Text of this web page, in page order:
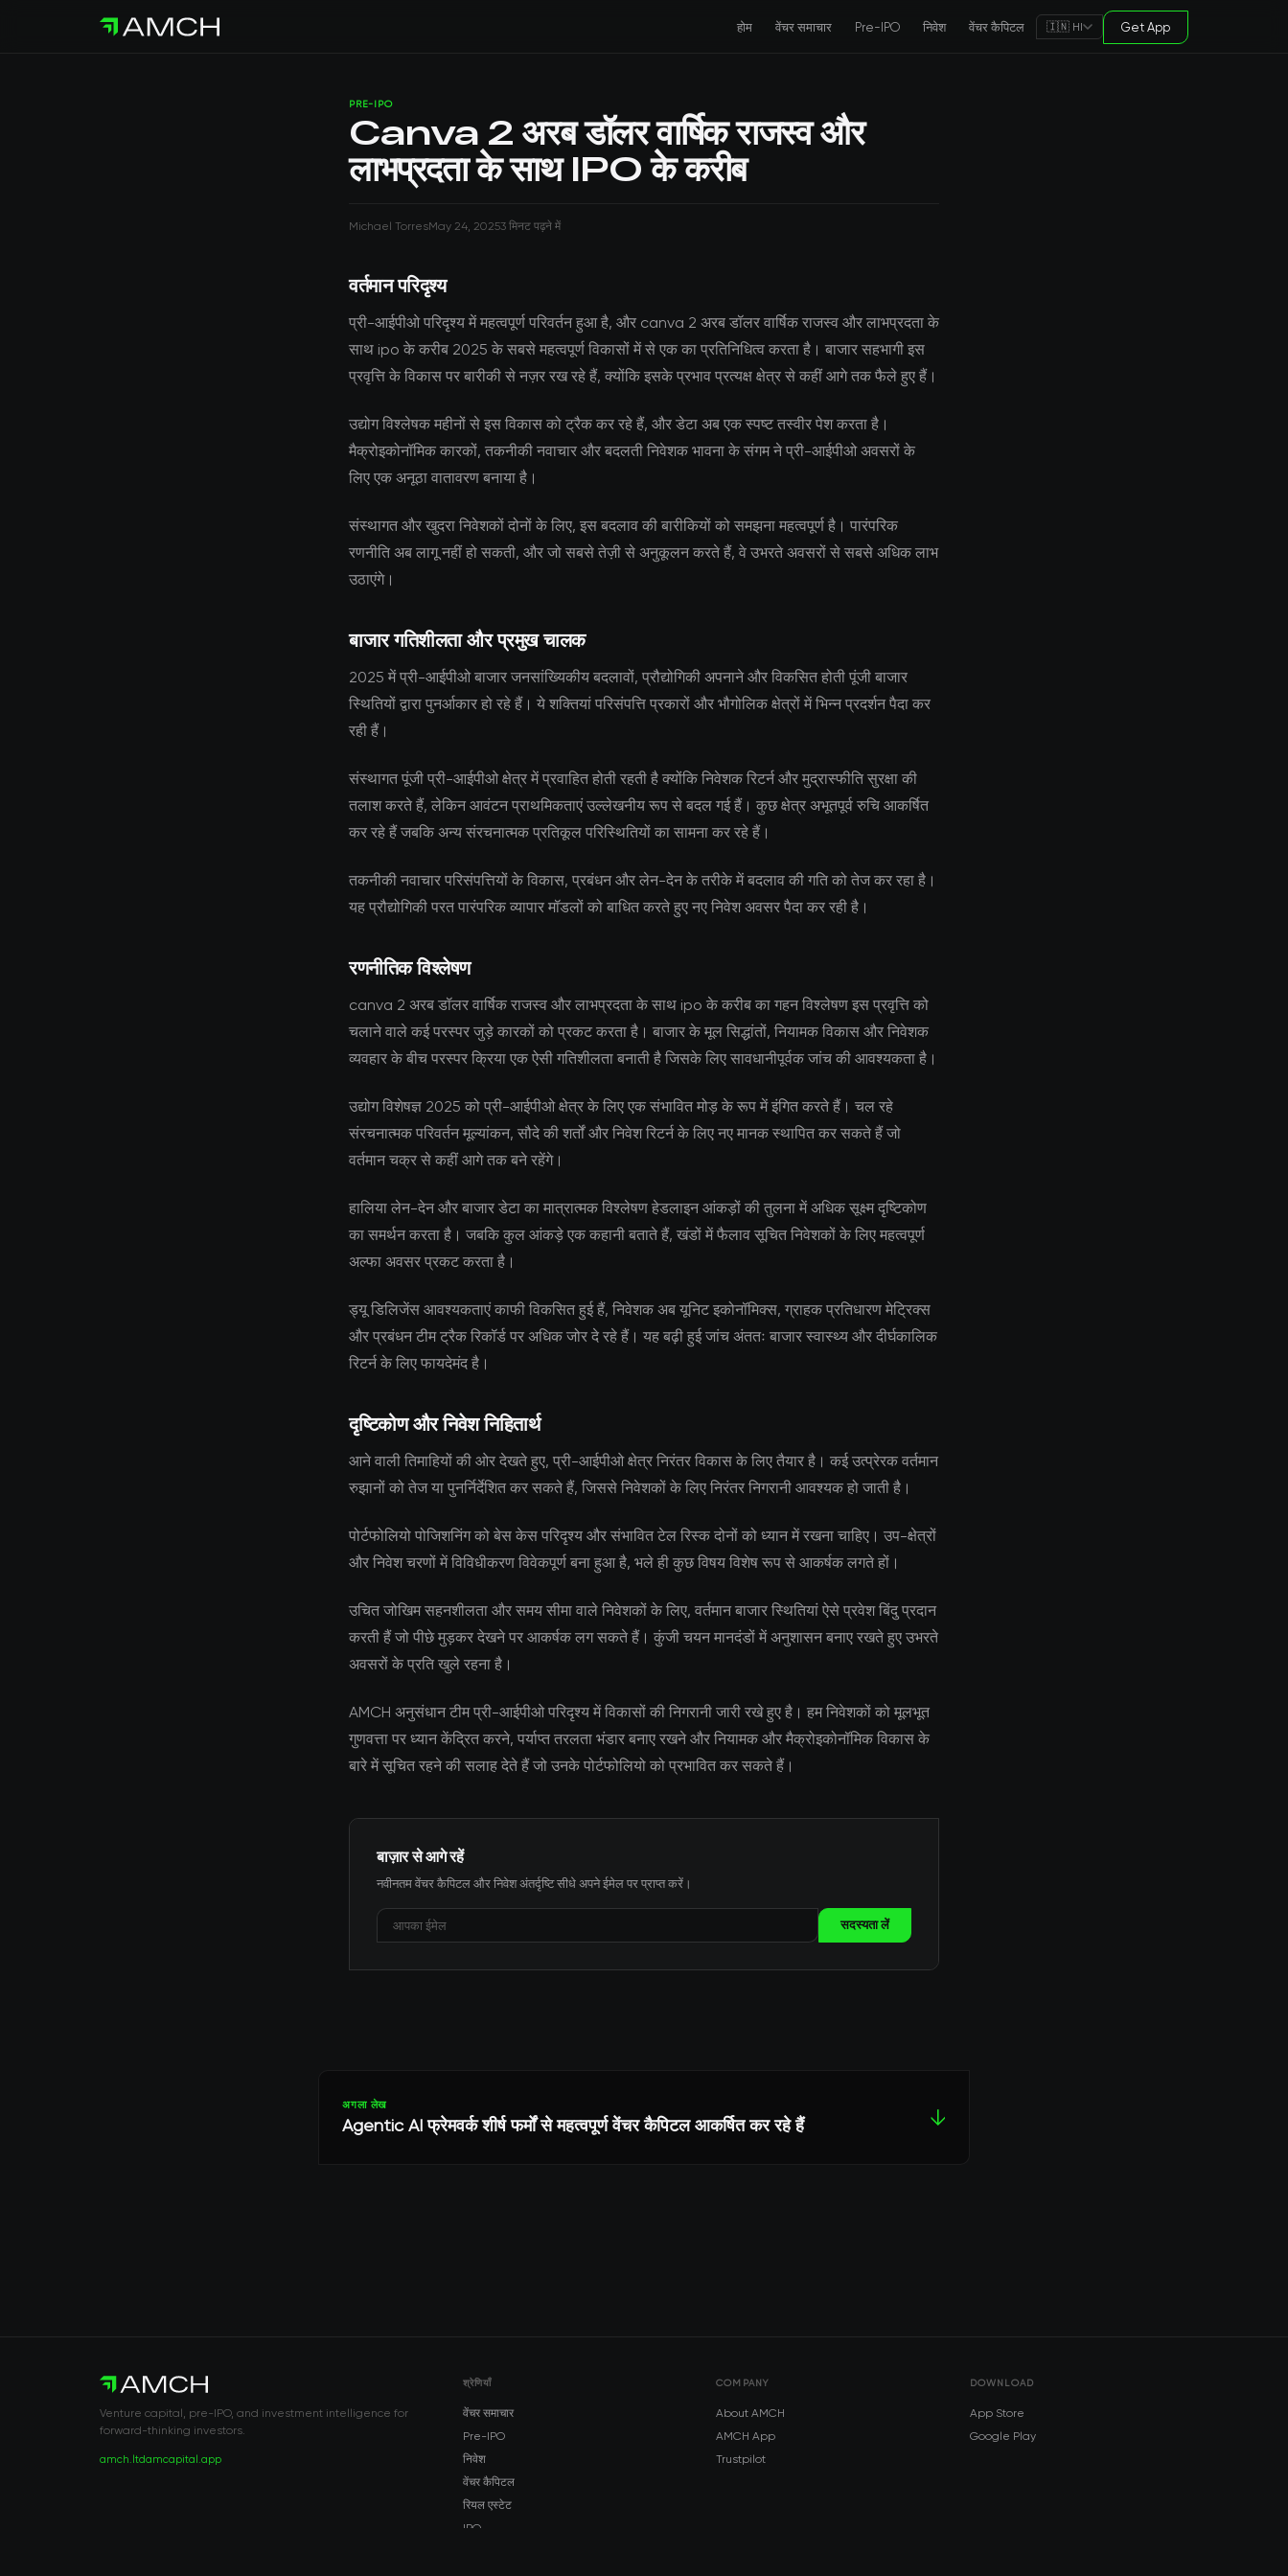
होम वेंचर समाचार Pre-IPO निवेश वेंचर कैपिटल 🇮🇳 HI Get App
PRE-IPO
Canva 2 अरब डॉलर वार्षिक राजस्व और
लाभप्रदता के साथ IPO के करीब
Michael TorresMay 24, 20253 मिनट पढ़ने में
वर्तमान परिदृश्य
प्री-आईपीओ परिदृश्य में महत्वपूर्ण परिवर्तन हुआ है, और canva 2 अरब डॉलर वार्षिक राजस्व और लाभप्रदता के
साथ ipo के करीब 2025 के सबसे महत्वपूर्ण विकासों में से एक का प्रतिनिधित्व करता है। बाजार सहभागी इस
प्रवृत्ति के विकास पर बारीकी से नज़र रख रहे हैं, क्योंकि इसके प्रभाव प्रत्यक्ष क्षेत्र से कहीं आगे तक फैले हुए हैं।
उद्योग विश्लेषक महीनों से इस विकास को ट्रैक कर रहे हैं, और डेटा अब एक स्पष्ट तस्वीर पेश करता है।
मैक्रोइकोनॉमिक कारकों, तकनीकी नवाचार और बदलती निवेशक भावना के संगम ने प्री-आईपीओ अवसरों के
लिए एक अनूठा वातावरण बनाया है।
संस्थागत और खुदरा निवेशकों दोनों के लिए, इस बदलाव की बारीकियों को समझना महत्वपूर्ण है। पारंपरिक
रणनीति अब लागू नहीं हो सकती, और जो सबसे तेज़ी से अनुकूलन करते हैं, वे उभरते अवसरों से सबसे अधिक लाभ
उठाएंगे।
बाजार गतिशीलता और प्रमुख चालक
2025 में प्री-आईपीओ बाजार जनसांख्यिकीय बदलावों, प्रौद्योगिकी अपनाने और विकसित होती पूंजी बाजार
स्थितियों द्वारा पुनर्आकार हो रहे हैं। ये शक्तियां परिसंपत्ति प्रकारों और भौगोलिक क्षेत्रों में भिन्न प्रदर्शन पैदा कर
रही हैं।
संस्थागत पूंजी प्री-आईपीओ क्षेत्र में प्रवाहित होती रहती है क्योंकि निवेशक रिटर्न और मुद्रास्फीति सुरक्षा की
तलाश करते हैं, लेकिन आवंटन प्राथमिकताएं उल्लेखनीय रूप से बदल गई हैं। कुछ क्षेत्र अभूतपूर्व रुचि आकर्षित
कर रहे हैं जबकि अन्य संरचनात्मक प्रतिकूल परिस्थितियों का सामना कर रहे हैं।
तकनीकी नवाचार परिसंपत्तियों के विकास, प्रबंधन और लेन-देन के तरीके में बदलाव की गति को तेज कर रहा है।
यह प्रौद्योगिकी परत पारंपरिक व्यापार मॉडलों को बाधित करते हुए नए निवेश अवसर पैदा कर रही है।
रणनीतिक विश्लेषण
canva 2 अरब डॉलर वार्षिक राजस्व और लाभप्रदता के साथ ipo के करीब का गहन विश्लेषण इस प्रवृत्ति को
चलाने वाले कई परस्पर जुड़े कारकों को प्रकट करता है। बाजार के मूल सिद्धांतों, नियामक विकास और निवेशक
व्यवहार के बीच परस्पर क्रिया एक ऐसी गतिशीलता बनाती है जिसके लिए सावधानीपूर्वक जांच की आवश्यकता है।
उद्योग विशेषज्ञ 2025 को प्री-आईपीओ क्षेत्र के लिए एक संभावित मोड़ के रूप में इंगित करते हैं। चल रहे
संरचनात्मक परिवर्तन मूल्यांकन, सौदे की शर्तों और निवेश रिटर्न के लिए नए मानक स्थापित कर सकते हैं जो
वर्तमान चक्र से कहीं आगे तक बने रहेंगे।
हालिया लेन-देन और बाजार डेटा का मात्रात्मक विश्लेषण हेडलाइन आंकड़ों की तुलना में अधिक सूक्ष्म दृष्टिकोण
का समर्थन करता है। जबकि कुल आंकड़े एक कहानी बताते हैं, खंडों में फैलाव सूचित निवेशकों के लिए महत्वपूर्ण
अल्फा अवसर प्रकट करता है।
ड्यू डिलिजेंस आवश्यकताएं काफी विकसित हुई हैं, निवेशक अब यूनिट इकोनॉमिक्स, ग्राहक प्रतिधारण मेट्रिक्स
और प्रबंधन टीम ट्रैक रिकॉर्ड पर अधिक जोर दे रहे हैं। यह बढ़ी हुई जांच अंततः बाजार स्वास्थ्य और दीर्घकालिक
रिटर्न के लिए फायदेमंद है।
दृष्टिकोण और निवेश निहितार्थ
आने वाली तिमाहियों की ओर देखते हुए, प्री-आईपीओ क्षेत्र निरंतर विकास के लिए तैयार है। कई उत्प्रेरक वर्तमान
रुझानों को तेज या पुनर्निर्देशित कर सकते हैं, जिससे निवेशकों के लिए निरंतर निगरानी आवश्यक हो जाती है।
पोर्टफोलियो पोजिशनिंग को बेस केस परिदृश्य और संभावित टेल रिस्क दोनों को ध्यान में रखना चाहिए। उप-क्षेत्रों
और निवेश चरणों में विविधीकरण विवेकपूर्ण बना हुआ है, भले ही कुछ विषय विशेष रूप से आकर्षक लगते हों।
उचित जोखिम सहनशीलता और समय सीमा वाले निवेशकों के लिए, वर्तमान बाजार स्थितियां ऐसे प्रवेश बिंदु प्रदान
करती हैं जो पीछे मुड़कर देखने पर आकर्षक लग सकते हैं। कुंजी चयन मानदंडों में अनुशासन बनाए रखते हुए उभरते
अवसरों के प्रति खुले रहना है।
AMCH अनुसंधान टीम प्री-आईपीओ परिदृश्य में विकासों की निगरानी जारी रखे हुए है। हम निवेशकों को मूलभूत
गुणवत्ता पर ध्यान केंद्रित करने, पर्याप्त तरलता भंडार बनाए रखने और नियामक और मैक्रोइकोनॉमिक विकास के
बारे में सूचित रहने की सलाह देते हैं जो उनके पोर्टफोलियो को प्रभावित कर सकते हैं।
बाज़ार से आगे रहें
नवीनतम वेंचर कैपिटल और निवेश अंतर्दृष्टि सीधे अपने ईमेल पर प्राप्त करें।
सदस्यता लें
अगला लेख
Agentic AI फ्रेमवर्क शीर्ष फर्मों से महत्वपूर्ण वेंचर कैपिटल आकर्षित कर रहे हैं ↓
Venture capital, pre-IPO, and investment intelligence for
forward-thinking investors.
amch.ltdamcapital.app
श्रेणियाँ
वेंचर समाचार
Pre-IPO
निवेश
वेंचर कैपिटल
रियल एस्टेट
IPO
COMPANY
About AMCH
AMCH App
Trustpilot
DOWNLOAD
App Store
Google Play